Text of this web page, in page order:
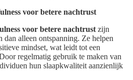
voor betere nachtrust
voor betere nachtrust zijn
dan alleen ontspanning. Ze helpen
mindset, wat leidt tot een
regelmatig gebruik te maken van
hun slaapkwaliteit aanzienlijk